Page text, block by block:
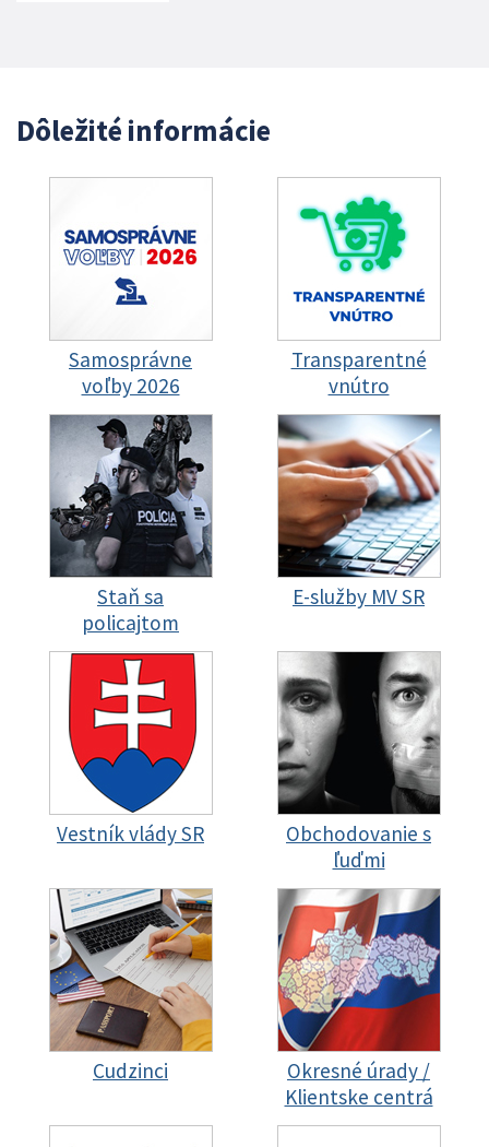
Dôležité informácie
Samosprávne
voľby 2026
Transparentné
vnútro
Staň sa
policajtom
E-služby MV SR
Vestník vlády SR
Obchodovanie s
ľuďmi
Cudzinci
Okresné úrady /
Klientske centrá